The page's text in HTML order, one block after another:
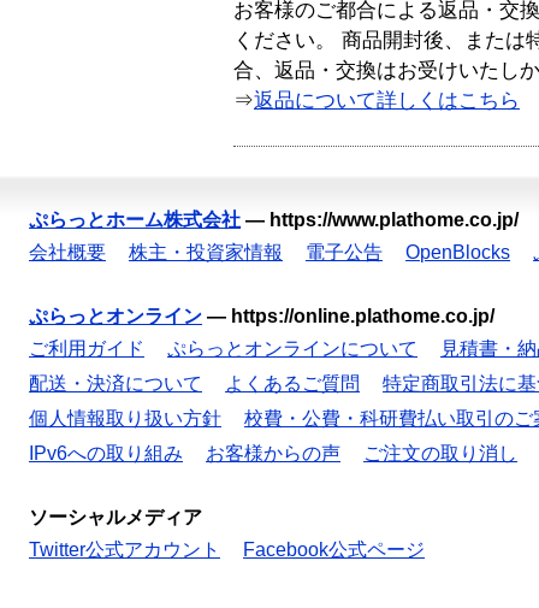
お客様のご都合による返品・交
ください。 商品開封後、または
合、返品・交換はお受けいたし
⇒返品について詳しくはこちら
ぷらっとホーム株式会社 — https://www.plathome.co.jp/
会社概要
株主・投資家情報 電子公告 OpenBlocks
ぷらっとオンライン — https://online.plathome.co.jp/
ご利用ガイド
ぷらっとオンラインについて
見積書・
配送・決済について
よくあるご質問
特定商取引法に
個人情報取り扱い方針
校費・公費・科研費払い取引のご
IPv6への取り組み
お客様からの声 ご注文の取り消し
ソーシャルメディア
Twitter公式アカウント
Facebook公式ページ